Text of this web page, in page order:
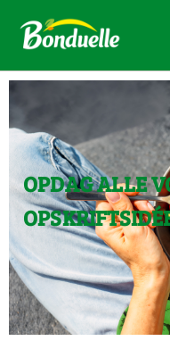
OPDAG ALLE